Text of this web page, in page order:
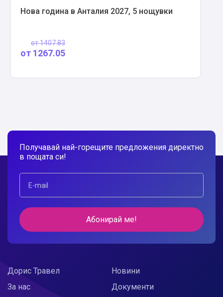
Нова година в Анталия 2027, 5 нощувки
от1407.83
от 1267.05
Получавай най-горещите предложения директно
в пощата си!
Абонирай ме!
Дорис Травел
За нас
Новини
Документи